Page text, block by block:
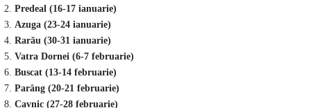
Predeal (16-17 ianuarie)
Azuga (23-24 ianuarie)
Rarău (30-31 ianuarie)
Vatra Dornei (6-7 februarie)
Buscat (13-14 februarie)
Parâng (20-21 februarie)
Cavnic (27-28 februarie)